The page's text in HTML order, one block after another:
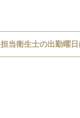
当衛生士の出勤曜日